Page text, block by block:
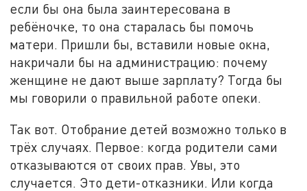
если бы она была заинтересована в
ребёночке, то она старалась бы помочь
матери. Пришли бы, вставили новые окна,
накричали бы на администрацию: почему
женщине не дают выше зарплату? Тогда бы
мы говорили о правильной работе опеки.
Так вот. Отобрание детей возможно только в
трёх случаях. Первое: когда родители сами
отказываются от своих прав. Увы, это
случается. Это дети-отказники. Или когда